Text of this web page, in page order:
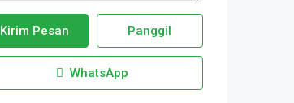
Kirim Pesan Panggil
WhatsApp